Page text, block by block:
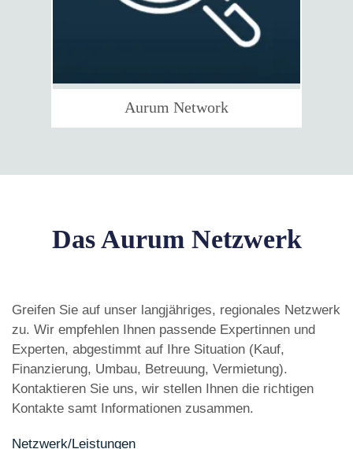
Aurum Network
Das Aurum Netzwerk
Greifen Sie auf unser langjähriges, regionales Netzwerk
zu. Wir empfehlen Ihnen passende Expertinnen und
Experten, abgestimmt auf Ihre Situation (Kauf,
Finanzierung, Umbau, Betreuung, Vermietung).
Kontaktieren Sie uns, wir stellen Ihnen die richtigen
Kontakte samt Informationen zusammen.
Netzwerk/Leistungen